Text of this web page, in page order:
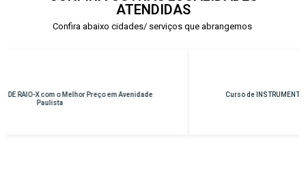
ATENDIDAS
Confira abaixo cidades/ serviços que abrangemos
Curso de INSTRUMENTAÇÃO CIRÚRGICA com o Melhor Preço em